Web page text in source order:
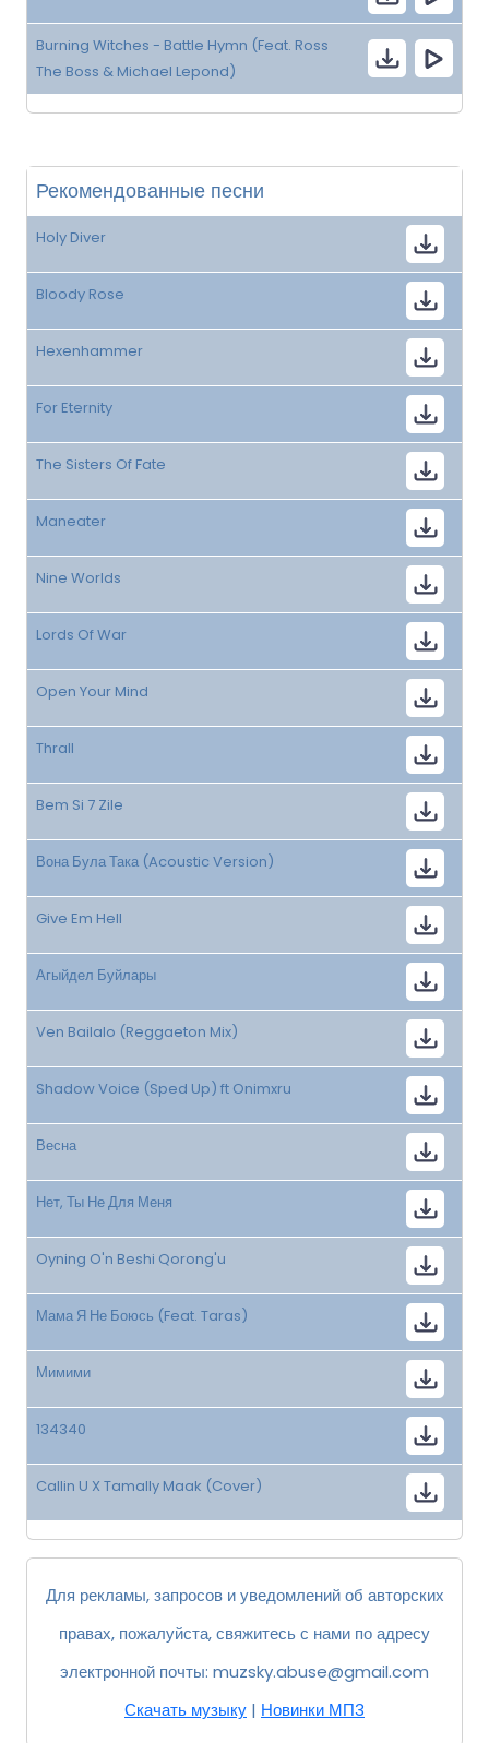
Burning Witches - Battle Hymn (Feat. Ross
The Boss & Michael Lepond)
Рекомендованные песни
Holy Diver
Bloody Rose
Hexenhammer
For Eternity
The Sisters Of Fate
Maneater
Nine Worlds
Lords Of War
Open Your Mind
Thrall
Bem Si 7 Zile
Вона Була Така (Acoustic Version)
Give Em Hell
Агыйдел Буйлары
Ven Bailalo (Reggaeton Mix)
Shadow Voice (Sped Up) ft Onimxru
Весна
Нет, Ты Не Для Меня
Oyning O'n Beshi Qorong'u
Мама Я Не Боюсь (Feat. Taras)
Мимими
134340
Callin U X Tamally Maak (Cover)
Для рекламы, запросов и уведомлений об авторских
правах, пожалуйста, свяжитесь с нами по адресу
электронной почты: muzsky.abuse@gmail.com
Скачать музыку | Новинки МП3